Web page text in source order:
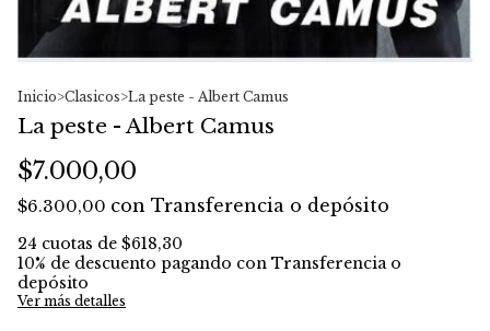
Inicio>Clasicos>La peste - Albert Camus
La peste - Albert Camus
$7.000,00
$6.300,00 con Transferencia o depósito
24 cuotas de $618,30
10% de descuento pagando con Transferencia o
depósito
Ver más detalles